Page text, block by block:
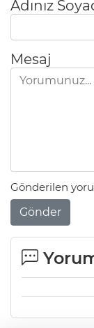
Adınız
Mesaj
Gönderilen
Gönder